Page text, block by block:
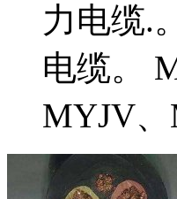
力电缆.
电缆。
MYJV